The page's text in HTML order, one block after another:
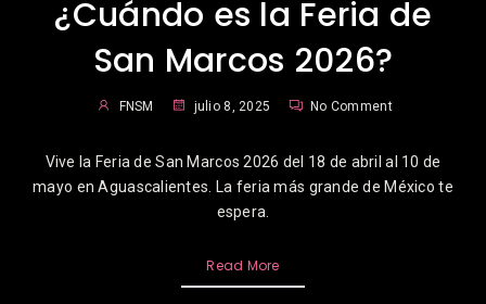
¿Cuándo es la Feria de
San Marcos 2026?
FNSM julio 8, 2025 No Comment
Vive la Feria de San Marcos 2026 del 18 de abril al 10 de
mayo en Aguascalientes. La feria más grande de México te
espera.
Read More